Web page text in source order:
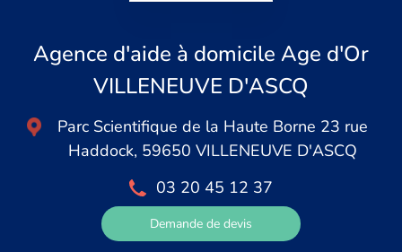
Agence d'aide à domicile Age d'Or
VILLENEUVE D'ASCQ
Parc Scientifique de la Haute Borne 23 rue
Haddock, 59650 VILLENEUVE D'ASCQ
03 20 45 12 37
Demande de devis